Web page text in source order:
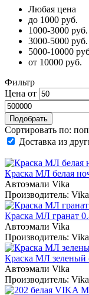
Любая цена
до 1000 руб.
1000-3000 руб.
3000-5000 руб.
5000-10000
от 10000 руб.
Фильтр
Цена от
Сортировать по:
Доставка из
Краска МЛ белая
Автоэмали Vika
Производитель: Vika
Краска МЛ гранат
Автоэмали Vika
Производитель: Vika
Краска МЛ зеленый
Автоэмали Vika
Производитель: Vika